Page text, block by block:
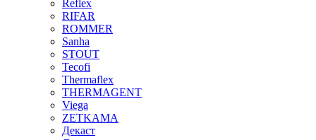
Reflex
RIFAR
ROMMER
Sanha
STOUT
Tecofi
Thermaflex
THERMAGENT
Viega
ZETKAMA
Декаст